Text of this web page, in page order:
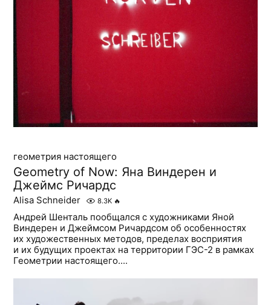
геометрия настоящего
Geometry of Now: Яна Виндерен и
Джеймс Ричардс
Alisa Schneider 8.3K 🔥
Андрей Шенталь пообщался с художниками Яной
Виндерен и Джеймсом Ричардсом об особенностях
их художественных методов, пределах восприятия
и их будущих проектах на территории ГЭС-2 в рамках
Геометрии настоящего....